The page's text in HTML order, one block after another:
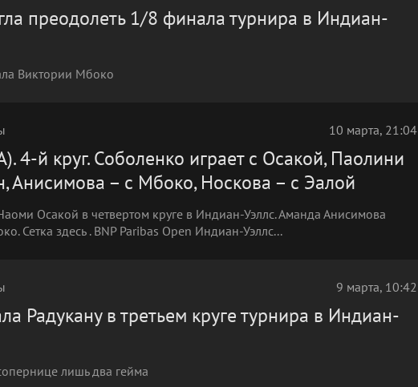
преодолеть 1/8 финала турнира в Индиан-
Виктории Мбоко
10 марта, 21:04
4-й круг. Соболенко играет с Осакой, Паолини
Анисимова – с Мбоко, Носкова – с Эалой
Осакой в четвертом круге в Индиан-Уэллс. Аманда Анисимова
Сетка здесь . BNP Paribas Open Индиан-Уэллс...
9 марта, 10:42
Радукану в третьем круге турнира в Индиан-
лишь два гейма